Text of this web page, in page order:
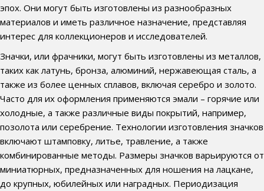
эпох. Они могут быть изготовлены из разнообразных
материалов и иметь различное назначение, представляя
интерес для коллекционеров и исследователей.
Значки, или фрачники, могут быть изготовлены из металлов,
таких как латунь, бронза, алюминий, нержавеющая сталь, а
также из более ценных сплавов, включая серебро и золото.
Часто для их оформления применяются эмали – горячие или
холодные, а также различные виды покрытий, например,
позолота или серебрение. Технологии изготовления значков
включают штамповку, литье, травление, а также
комбинированные методы. Размеры значков варьируются от
миниатюрных, предназначенных для ношения на лацкане,
до крупных, юбилейных или наградных. Периодизация